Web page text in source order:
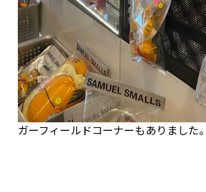
ガーフィールドコーナーもありました。